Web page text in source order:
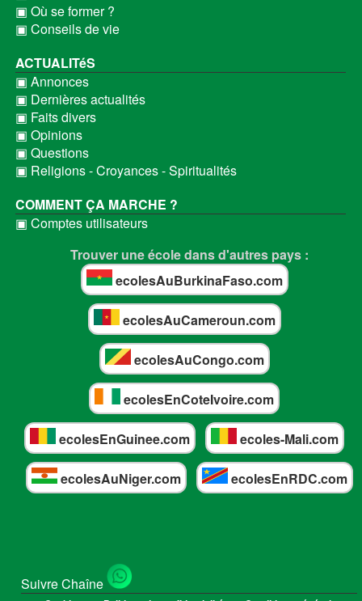
▣ Où se former ?
▣ Conseils de vie
ACTUALITéS
▣ Annonces
▣ Dernières actualités
▣ Faits divers
▣ Opinions
▣ Questions
▣ Religions - Croyances - Spiritualités
COMMENT ÇA MARCHE ?
▣ Comptes utilisateurs
Trouver une école dans d'autres pays :
ecolesAuBurkinaFaso.com
ecolesAuCameroun.com
ecolesAuCongo.com
ecolesEnCoteIvoire.com
ecolesEnGuinee.com ecoles-Mali.com
ecolesAuNiger.com ecolesEnRDC.com
Suivre Chaîne